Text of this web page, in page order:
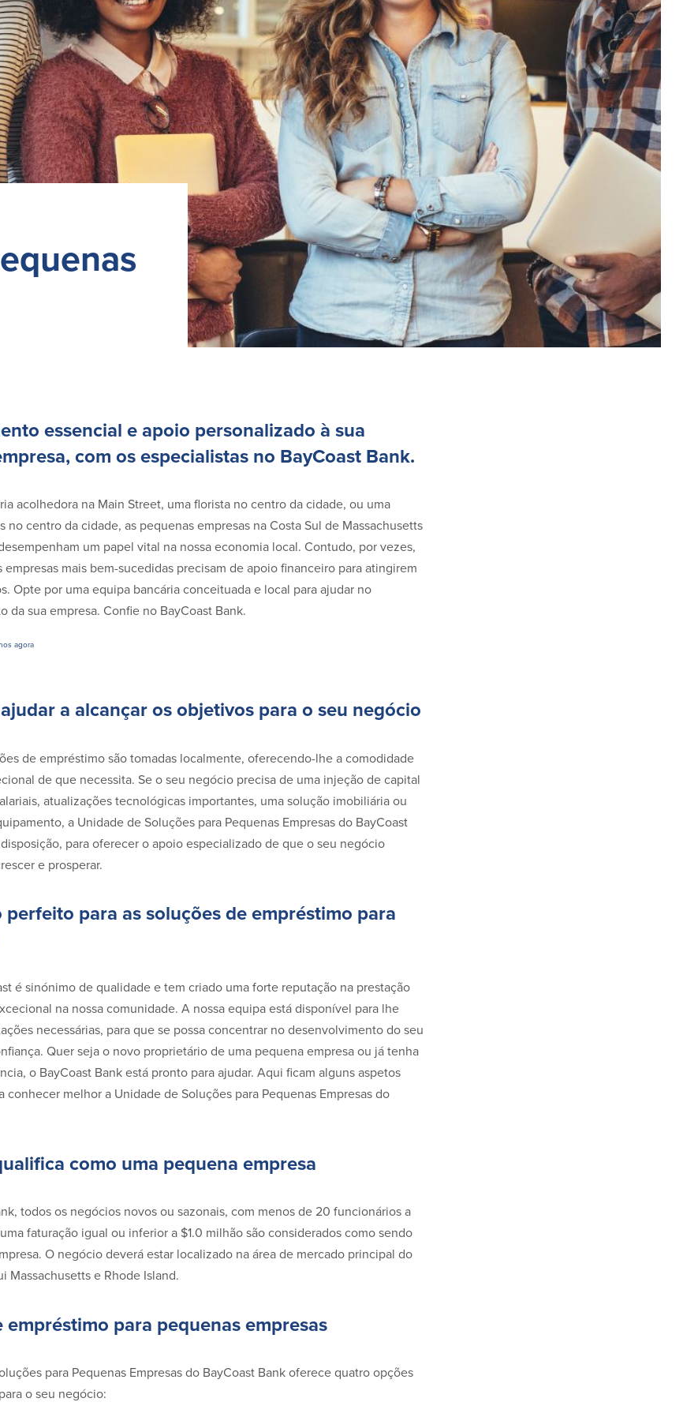
essencial e apoio personalizado à sua
com os especialistas no BayCoast Bank.
acolhedora na Main Street, uma florista no centro da cidade, ou uma
no centro da cidade, as pequenas empresas na Costa Sul de Massachusetts
um papel vital na nossa economia local. Contudo, por vezes,
empresas mais bem-sucedidas precisam de apoio financeiro para atingirem
Opte por uma equipa bancária conceituada e local para ajudar no
da sua empresa. Confie no BayCoast Bank.
agora
a alcançar os objetivos para o seu negócio
de empréstimo são tomadas localmente, oferecendo-lhe a comodidade
de que necessita. Se o seu negócio precisa de uma injeção de capital
atualizações tecnológicas importantes, uma solução imobiliária ou
a Unidade de Soluções para Pequenas Empresas do BayCoast
disposição, para oferecer o apoio especializado de que o seu negócio
e prosperar.
perfeito para as soluções de empréstimo para
é sinónimo de qualidade e tem criado uma forte reputação na prestação
na nossa comunidade. A nossa equipa está disponível para lhe
necessárias, para que se possa concentrar no desenvolvimento do seu
Quer seja o novo proprietário de uma pequena empresa ou já tenha
o BayCoast Bank está pronto para ajudar. Aqui ficam alguns aspetos
conhecer melhor a Unidade de Soluções para Pequenas Empresas do
como uma pequena empresa
todos os negócios novos ou sazonais, com menos de 20 funcionários a
faturação igual ou inferior a $1.0 milhão são considerados como sendo
O negócio deverá estar localizado na área de mercado principal do
Massachusetts e Rhode Island.
empréstimo para pequenas empresas
para Pequenas Empresas do BayCoast Bank oferece quatro opções
o seu negócio: